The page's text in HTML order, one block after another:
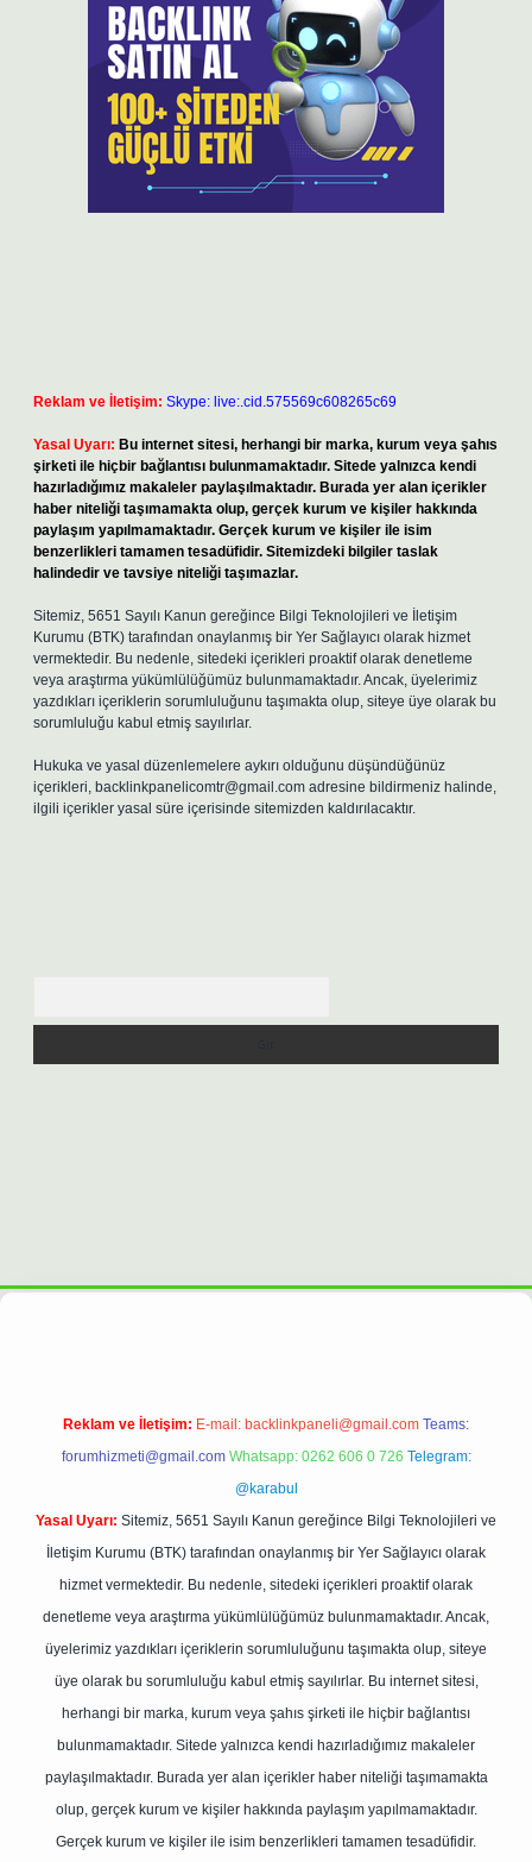
Reklam ve İletişim: Skype: live:.cid.575569c608265c69
Yasal Uyarı: Bu internet sitesi, herhangi bir marka, kurum veya şahıs
şirketi ile hiçbir bağlantısı bulunmamaktadır. Sitede yalnızca kendi
hazırladığımız makaleler paylaşılmaktadır. Burada yer alan içerikler
haber niteliği taşımamakta olup, gerçek kurum ve kişiler hakkında
paylaşım yapılmamaktadır. Gerçek kurum ve kişiler ile isim
benzerlikleri tamamen tesadüfidir. Sitemizdeki bilgiler taslak
halindedir ve tavsiye niteliği taşımazlar.
Sitemiz, 5651 Sayılı Kanun gereğince Bilgi Teknolojileri ve İletişim
Kurumu (BTK) tarafından onaylanmış bir Yer Sağlayıcı olarak hizmet
vermektedir. Bu nedenle, sitedeki içerikleri proaktif olarak denetleme
veya araştırma yükümlülüğümüz bulunmamaktadır. Ancak, üyelerimiz
yazdıkları içeriklerin sorumluluğunu taşımakta olup, siteye üye olarak bu
sorumluluğu kabul etmiş sayılırlar.
Hukuka ve yasal düzenlemelere aykırı olduğunu düşündüğünüz
içerikleri, backlinkpanelicomtr@gmail.com adresine bildirmeniz halinde,
ilgili içerikler yasal süre içerisinde sitemizden kaldırılacaktır.
casinohttps://betexpergiris.casino/betexpergir.net
Reklam ve İletişim: E-mail: backlinkpaneli@gmail.com Teams:
forumhizmeti@gmail.com Whatsapp: 0262 606 0 726 Telegram:
@karabul
Yasal Uyarı: Sitemiz, 5651 Sayılı Kanun gereğince Bilgi Teknolojileri ve
İletişim Kurumu (BTK) tarafından onaylanmış bir Yer Sağlayıcı olarak
hizmet vermektedir. Bu nedenle, sitedeki içerikleri proaktif olarak
denetleme veya araştırma yükümlülüğümüz bulunmamaktadır. Ancak,
üyelerimiz yazdıkları içeriklerin sorumluluğunu taşımakta olup, siteye
üye olarak bu sorumluluğu kabul etmiş sayılırlar. Bu internet sitesi,
herhangi bir marka, kurum veya şahıs şirketi ile hiçbir bağlantısı
bulunmamaktadır. Sitede yalnızca kendi hazırladığımız makaleler
paylaşılmaktadır. Burada yer alan içerikler haber niteliği taşımamakta
olup, gerçek kurum ve kişiler hakkında paylaşım yapılmamaktadır.
Gerçek kurum ve kişiler ile isim benzerlikleri tamamen tesadüfidir.